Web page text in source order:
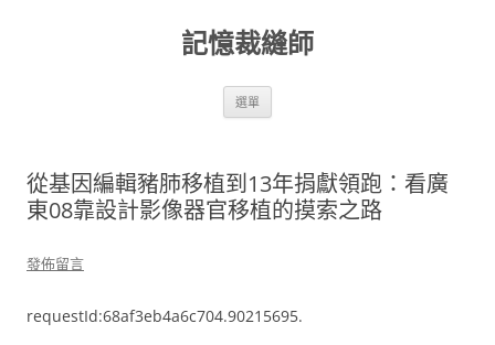
記憶裁縫師
選單
從基因編輯豬肺移植到13年捐獻領跑：看廣
東08靠設計影像器官移植的摸索之路
發佈留言
requestId:68af3eb4a6c704.90215695.